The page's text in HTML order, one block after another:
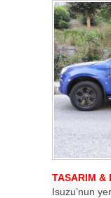
TASARIM &
Isuzu’nun